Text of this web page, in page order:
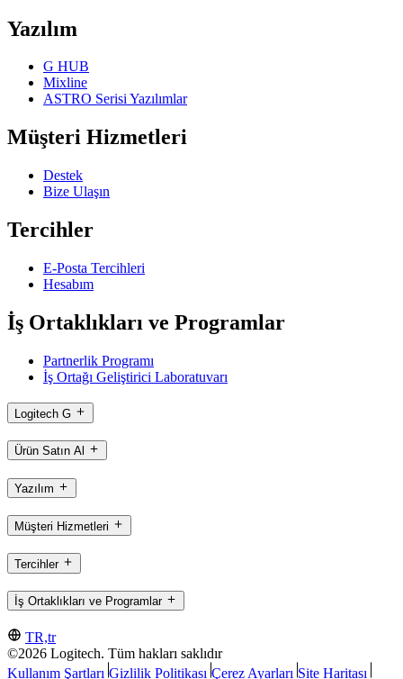
Yazılım
G HUB
Mixline
ASTRO Serisi Yazılımlar
Müşteri Hizmetleri
Destek
Bize Ulaşın
Tercihler
E-Posta Tercihleri
Hesabım
İş Ortaklıkları ve Programlar
Partnerlik Programı
İş Ortağı Geliştirici Laboratuvarı
Logitech G
Ürün Satın Al
Yazılım
Müşteri Hizmetleri
Tercihler
İş Ortaklıkları ve Programlar
TR,tr
©2026 Logitech. Tüm hakları saklıdır
Kullanım Şartları Gizlilik Politikası Çerez Ayarları Site Haritası